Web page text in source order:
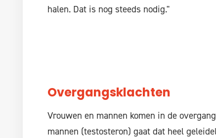
halen. Dat is nog steeds nodig."
Overgangsklachten
Vrouwen en mannen komen in de
mannen (testosteron) gaat dat heel